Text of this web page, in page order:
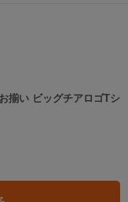
揃い ビッグチアロゴTシ